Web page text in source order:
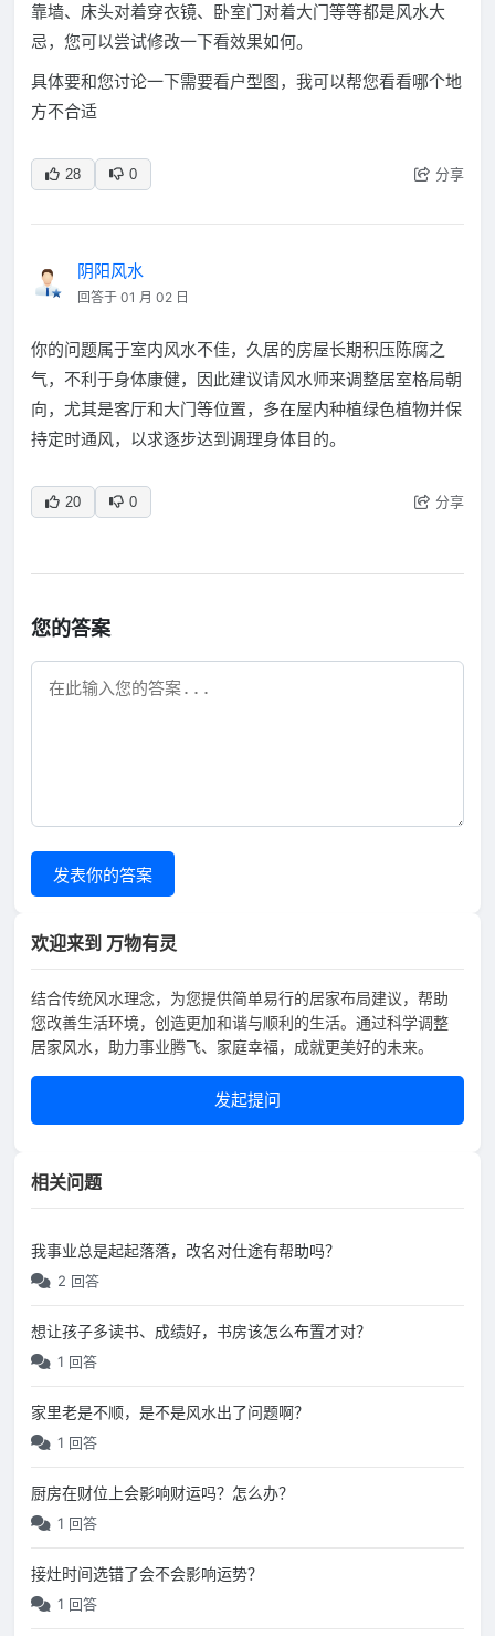
靠墙、床头对着穿衣镜、卧室门对着大门等等都是风水大
忌，您可以尝试修改一下看效果如何。
具体要和您讨论一下需要看户型图，我可以帮您看看哪个地
方不合适
28 0 分享
阴阳风水
回答于 01 月 02 日
你的问题属于室内风水不佳，久居的房屋长期积压陈腐之
气，不利于身体康健，因此建议请风水师来调整居室格局朝
向，尤其是客厅和大门等位置，多在屋内种植绿色植物并保
持定时通风，以求逐步达到调理身体目的。
20 0 分享
您的答案
发表你的答案
欢迎来到 万物有灵
结合传统风水理念，为您提供简单易行的居家布局建议，帮助
您改善生活环境，创造更加和谐与顺利的生活。通过科学调整
居家风水，助力事业腾飞、家庭幸福，成就更美好的未来。
发起提问
相关问题
我事业总是起起落落，改名对仕途有帮助吗？
2 回答
想让孩子多读书、成绩好，书房该怎么布置才对？
1 回答
家里老是不顺，是不是风水出了问题啊？
1 回答
厨房在财位上会影响财运吗？怎么办？
1 回答
接灶时间选错了会不会影响运势？
1 回答